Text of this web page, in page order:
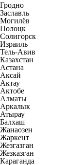
Гродно
Заславль
Могилёв
Полоцк
Солигорск
Израиль
Тель-Авив
Казахстан
Астана
Аксай
Актау
Актобе
Алматы
Аркалык
Атырау
Балхаш
Жанаозен
Жаркент
Жезгазган
Жезказган
Караганда